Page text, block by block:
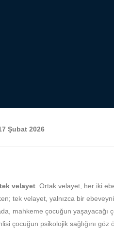
Şubat 2026
tek velayet . Ortak velayet, her iki
tek velayet, yalnızca bir
mahkeme çocuğun yaşayacağı
çocuğun psikolojik sağlığını göz